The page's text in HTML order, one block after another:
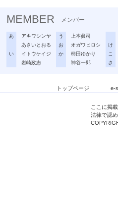
MEMBER メンバー
あ
アキワシンヤ
あさいとおる
い
イトウケイジ
岩崎政志
う
上本眞司
お
オガワヒロシ
か
柿田ゆかり
神谷一郎
け
こ
さ
トップページ e-
ここに掲
法律で認